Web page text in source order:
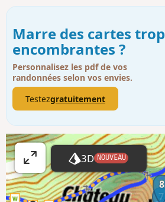
Marre des cartes trop
encombrantes ?
Personnalisez les pdf de vos
randonnées selon vos envies.
Testezgratuitement
A
ff
i
3D NOUVEAU
7
8